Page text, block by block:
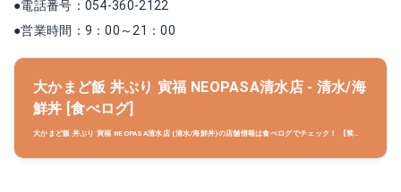
●電話番号：054-360-2122
●営業時間：9：00～21：00
大かまど飯 丼ぶり 寅福 NEOPASA清水店 - 清水/海
鮮丼 [食べログ]
大かまど飯 丼ぶり 寅福 NEOPASA清水店 (清水/海鮮丼)の店舗情報は食べログでチェック！ 【禁